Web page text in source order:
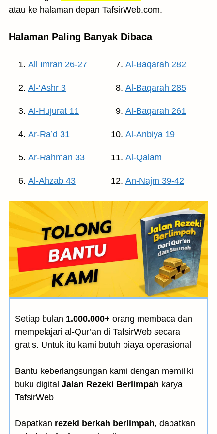
atau ke halaman depan TafsirWeb.com.
Halaman Paling Banyak Dibaca
Ali Imran 26-27
Al-‘Ashr 3
Al-Hujurat 11
Ar-Ra’d 31
Ar-Rahman 33
Al-Ahzab 43
Al-Baqarah 282
Al-Baqarah 285
Al-Baqarah 261
Al-Anbiya 19
Al-Qalam
An-Najm 39-42
Setiap bulan 1.000.000+ orang membaca dan
mempelajari al-Qur’an di TafsirWeb secara
gratis. Untuk itu kami butuh biaya operasional
Bantu keberlangsungan kami dengan memiliki
buku digital Jalan Rezeki Berlimpah karya
TafsirWeb
Dapatkan rezeki berkah berlimpah, dapatkan